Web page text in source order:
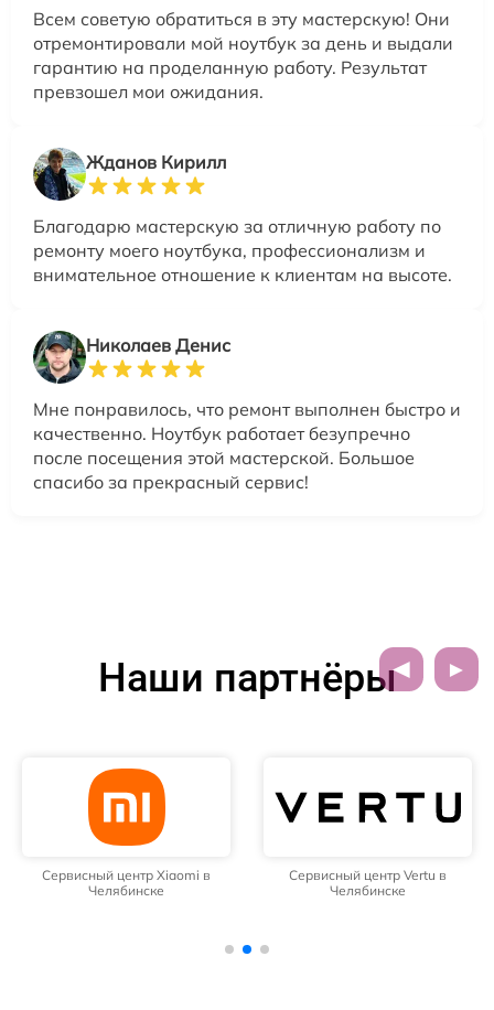
Всем советую обратиться в эту мастерскую! Они
отремонтировали мой ноутбук за день и выдали
гарантию на проделанную работу. Результат
превзошел мои ожидания.
Жданов Кирилл
Благодарю мастерскую за отличную работу по
ремонту моего ноутбука, профессионализм и
внимательное отношение к клиентам на высоте.
Николаев Денис
Мне понравилось, что ремонт выполнен быстро и
качественно. Ноутбук работает безупречно
после посещения этой мастерской. Большое
спасибо за прекрасный сервис!
Наши партнёры
Сервисный центр Xiaomi в
Челябинске
Сервисный центр Vertu в
Челябинске